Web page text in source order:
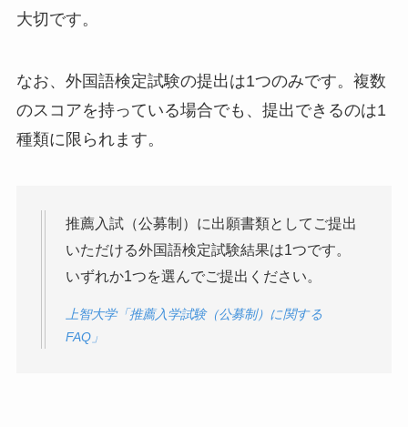
大切です。
なお、外国語検定試験の提出は1つのみです。複数
のスコアを持っている場合でも、提出できるのは1
種類に限られます。
推薦入試（公募制）に出願書類としてご提出
いただける外国語検定試験結果は1つです。
いずれか1つを選んでご提出ください。
上智大学「推薦入学試験（公募制）に関する
FAQ」